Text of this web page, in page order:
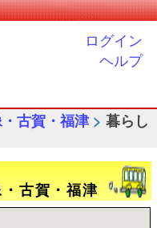
ログイン
ヘルプ
古賀・福津 > 暮らし
・古賀・福津